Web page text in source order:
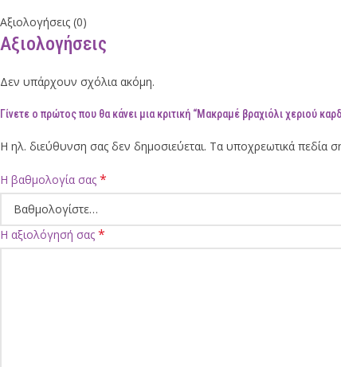
Αξιολογήσεις (0)
Αξιολογήσεις
Δεν υπάρχουν σχόλια ακόμη.
Γίνετε ο πρώτος που θα κάνει μια κριτική “Μακραμέ βραχιόλι χεριού
Η ηλ. διεύθυνση σας δεν δημοσιεύεται. Τα υποχρεωτικά πεδία
Η βαθμολογία σας *
Η αξιολόγησή σας *